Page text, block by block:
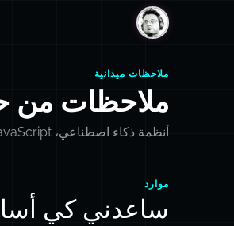
DanLevy.net
ملاحظات ميدانية
ملاحظات من
أنظمة ذكاء اصطناعي، JavaScript، أمن، قواعد بيانات، وإصلاحات أخطاء تستحق التذكر.
موارد
ساعدني كي